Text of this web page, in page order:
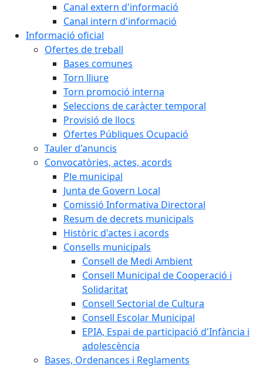
Canal extern d'informació
Canal intern d'informació
Informació oficial
Ofertes de treball
Bases comunes
Torn lliure
Torn promoció interna
Seleccions de caràcter temporal
Provisió de llocs
Ofertes Públiques Ocupació
Tauler d'anuncis
Convocatòries, actes, acords
Ple municipal
Junta de Govern Local
Comissió Informativa Directoral
Resum de decrets municipals
Històric d'actes i acords
Consells municipals
Consell de Medi Ambient
Consell Municipal de Cooperació i
Solidaritat
Consell Sectorial de Cultura
Consell Escolar Municipal
EPIA, Espai de participació d'Infància i
adolescència
Bases, Ordenances i Reglaments